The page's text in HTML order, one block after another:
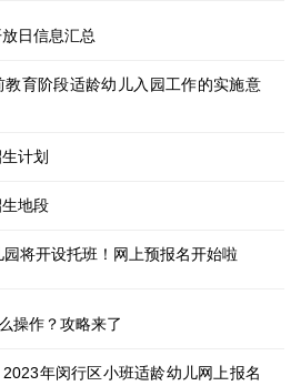
日信息汇总
育阶段适龄幼儿入园工作的实施意
计划
地段
将开设托班！网上预报名开始啦
操作？攻略来了
年闵行区小班适龄幼儿网上报名